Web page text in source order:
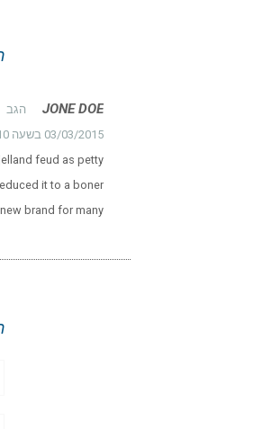
JONE DOE
הגב
03/03/2015 בשעה 12:10 PM
feud as petty
it to a boner.
brand for many .